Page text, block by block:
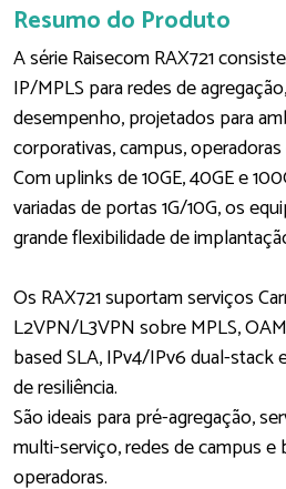
Resumo do Produto
A série Raisecom RAX721
IP/MPLS para redes de
desempenho, projetados para
corporativas, campus,
Com uplinks de 10GE, 40GE e
variadas de portas 1G/10G, os
grande flexibilidade de
Os RAX721 suportam serviços
L2VPN/L3VPN sobre MPLS,
based SLA, IPv4/IPv6 dual-
de resiliência.
São ideais para pré-agregação,
multi-serviço, redes de campus e
operadoras.